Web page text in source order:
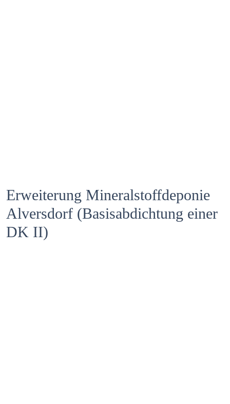
Erweiterung Mineralstoffdeponie
Alversdorf (Basisabdichtung einer
DK II)